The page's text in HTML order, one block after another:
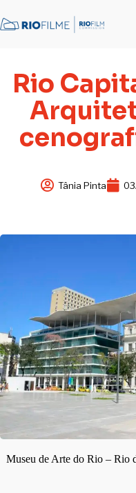
Rio
Tânia Pinta
Museu de Arte do Rio – Rio